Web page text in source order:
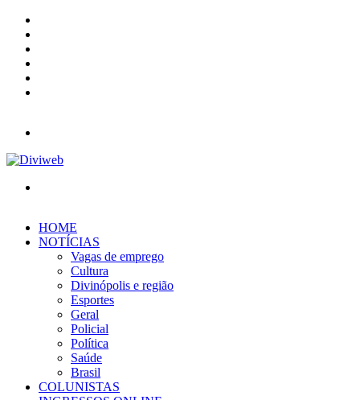
HOME
NOTÍCIAS
Vagas de emprego
Cultura
Divinópolis e região
Esportes
Geral
Policial
Política
Saúde
Brasil
COLUNISTAS